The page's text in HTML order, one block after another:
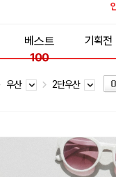
베스트
100
기획전
우산 2단우산